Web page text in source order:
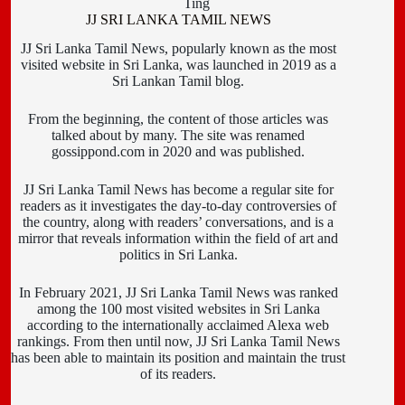
JJ SRI LANKA TAMIL NEWS
JJ Sri Lanka Tamil News, popularly known as the most
visited website in Sri Lanka, was launched in 2019 as a
Sri Lankan Tamil blog.
From the beginning, the content of those articles was
talked about by many. The site was renamed
gossippond.com in 2020 and was published.
JJ Sri Lanka Tamil News has become a regular site for
readers as it investigates the day-to-day controversies of
the country, along with readers’ conversations, and is a
mirror that reveals information within the field of art and
politics in Sri Lanka.
In February 2021, JJ Sri Lanka Tamil News was ranked
among the 100 most visited websites in Sri Lanka
according to the internationally acclaimed Alexa web
rankings. From then until now, JJ Sri Lanka Tamil News
has been able to maintain its position and maintain the trust
of its readers.